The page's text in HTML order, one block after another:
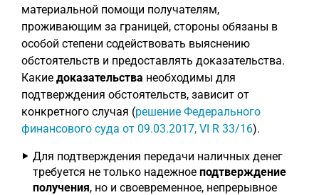
материальной помощи получателям,
проживающим за границей, стороны обязаны в
особой степени содействовать выяснению
обстоятельств и предоставлять доказательства.
Какие доказательства необходимы для
подтверждения обстоятельств, зависит от
конкретного случая (решение Федерального
финансового суда от 09.03.2017, VI R 33/16).
Для подтверждения передачи наличных денег
требуется не только надежное подтверждение
получения, но и своевременное, непрерывное